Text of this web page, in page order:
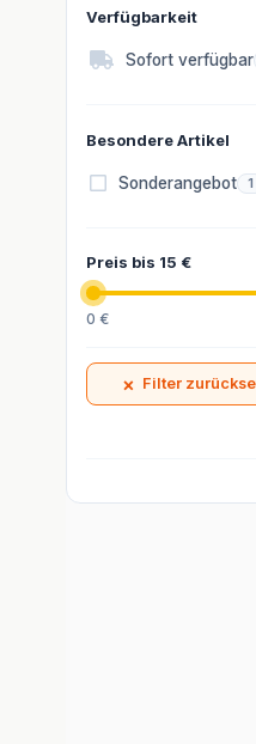
Verfügbarkeit
Sofort verfügbar
Besondere Artikel
Sonderangebot 1
Preis bis 15 €
0 €
× Filter